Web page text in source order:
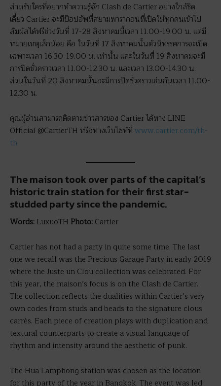
สำหรับใครที่อยากทำความรู้จัก Clash de Cartier อย่างใกล้ชิด
เดี๋ยว Cartier จะมีป๊อปอัพที่สยามพารากอนที่เปิดให้ทุกคนเข้าไป
สัมผัสได้ฟรีช่วงวันที่ 17-28 สิงหาคมนี้เวลา 11.00-19.00 น. แต่มี
หมายเหตุเล็กน้อย คือ ในวันที่ 17 สิงหาคมนั้นตัวนิทรรศการจะเปิด
เฉพาะเวลา 16.30-19.00 น. เท่านั้น และในวันที่ 19 สิงหาคมจะมี
การปิดชั่วคราวเวลา 11.00-12.30 น. และเวลา 13.00-14.30 น.
ส่วนในวันที่ 20 สิงหาคมนั้นจะมีการปิดชั่วคราวเช่นกันเวลา 11.00-
12.30 น.
คุณผู้อ่านสามารถติดตามข่าวสารของ Cartier ได้ทาง LINE
Official @CartierTH หรือทางเว็บไซท์ที่ www.cartier.com/th-
th
The maison took over parts of the capital’s
historic train station for their first star-
studded party since the pandemic.
Words: LuxuoTH Photo: Cartier
Cartier has not had a party in quite some time. The last
one we recall was the Precious Garage Party in early 2019
where the Juste un Clou collection was celebrated. For
this year, the maison’s focus is on the Clash de Cartier.
The collection reflects the dualities within Cartier’s very
own codes from studs and beads to the signature clous
carrés. Each piece of creation plays with duplication and
textural counterparts to create a visual language of
rhythm and intensity around the aesthetic of punk.
The Hua Lamphong station was chosen as the location
for this party of the year in Bangkok. The event was led